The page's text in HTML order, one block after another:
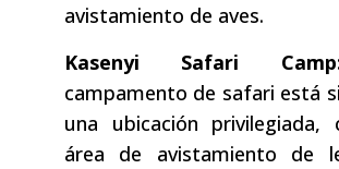
avistamiento de aves.
Kasenyi Safari
campamento de safari está
una ubicación privilegiada,
área de avistamiento de